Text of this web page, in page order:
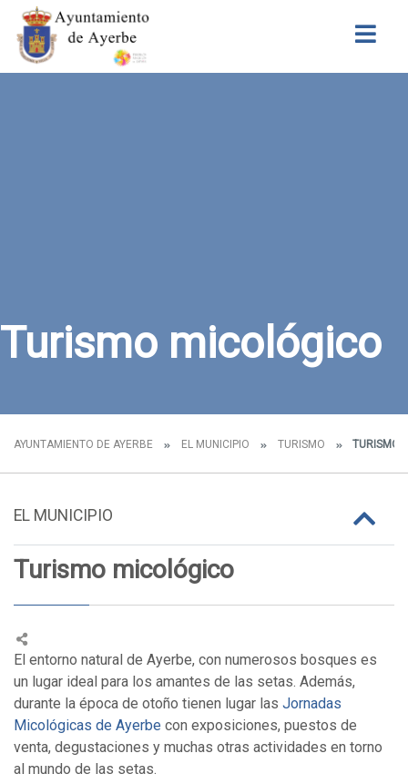
Turismo micológico
AYUNTAMIENTO DE AYERBE EL MUNICIPIO TURISMO TURISMO
EL MUNICIPIO
Turismo micológico
El entorno natural de Ayerbe, con numerosos bosques es
un lugar ideal para los amantes de las setas. Además,
durante la época de otoño tienen lugar las Jornadas
Micológicas de Ayerbe con exposiciones, puestos de
venta, degustaciones y muchas otras actividades en torno
al mundo de las setas.